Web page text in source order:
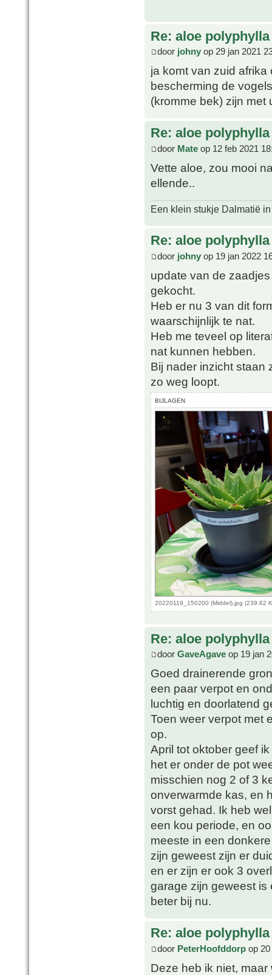
Re: aloe polyphylla
door johny op 29 jan 2021
ja komt van zuid
bescherming de
(kromme bek) zijn met
Re: aloe polyphylla
door Mate op 12 feb 2021
Vette aloe, zou mooi
ellende..
Een klein stukje Dalmatië
Re: aloe polyphylla
door johny op 19 jan 2022
update van de
gekocht.
Heb er nu 3 van dit
waarschijnlijk te nat.
Heb me teveel op
nat kunnen hebben.
Bij nader inzicht staan
zo weg loopt.
BIJLAGEN
20220119_150200 (Middel).jpg (239.62
Re: aloe polyphylla
door GaveAgave op 19 jan
Goed drainerende
een paar verpot en
luchtig en doorlatend
Toen weer verpot met
op.
April tot oktober geef
het er onder de pot
misschien nog 2 of 3
onverwarmde kas, en
vorst gehad. Ik heb
een kou periode, en
meeste in een
zijn geweest zijn er
en er zijn er ook 3
garage zijn geweest
beter bij nu.
Re: aloe polyphylla
door PeterHoofddorp op
Deze heb ik niet,